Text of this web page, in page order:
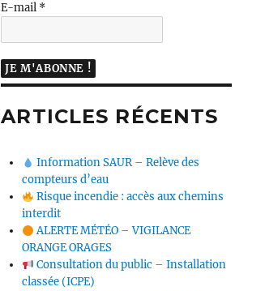
E-mail *
ARTICLES RÉCENTS
Information SAUR – Relève des
compteurs d’eau
Risque incendie : accès aux chemins
interdit
ALERTE MÉTÉO – VIGILANCE
ORANGE ORAGES
Consultation du public – Installation
classée (ICPE)